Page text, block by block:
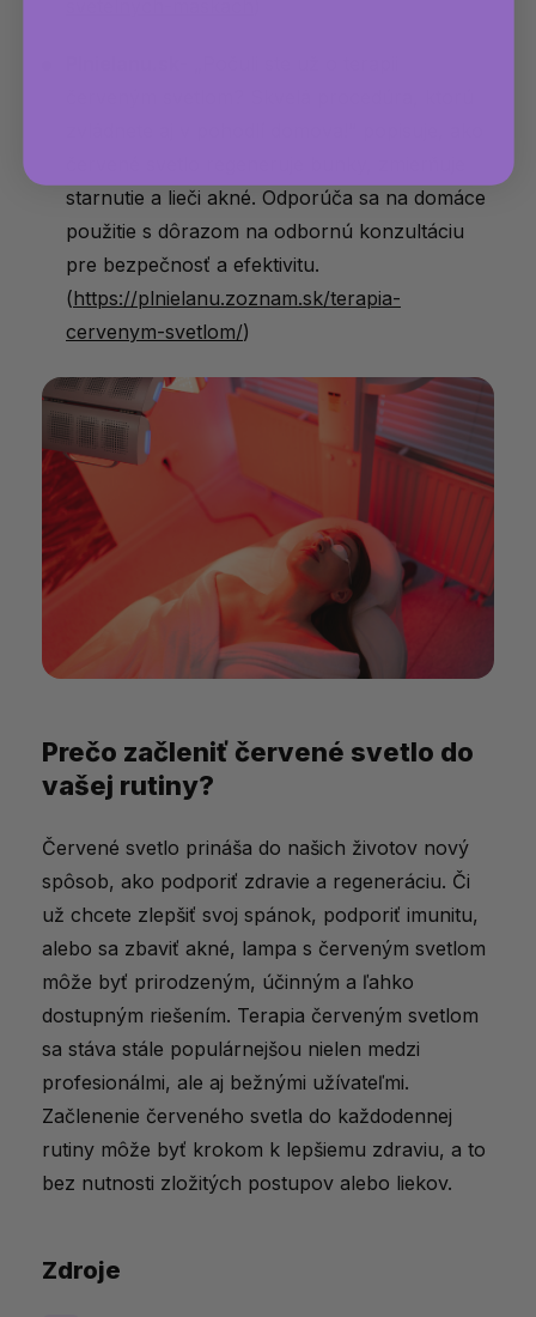
svetelnych-maskach
starnutie a lieči akné. Odporúča sa na domáce
použitie s dôrazom na odbornú konzultáciu
pre bezpečnosť a efektivitu.
(https://plnielanu.zoznam.sk/terapia-
cervenym-svetlom/)
Prečo začleniť červené svetlo do
vašej rutiny?
Červené svetlo prináša do našich životov nový
spôsob, ako podporiť zdravie a regeneráciu. Či
už chcete zlepšiť svoj spánok, podporiť imunitu,
alebo sa zbaviť akné, lampa s červeným svetlom
môže byť prirodzeným, účinným a ľahko
dostupným riešením. Terapia červeným svetlom
sa stáva stále populárnejšou nielen medzi
profesionálmi, ale aj bežnými užívateľmi.
Začlenenie červeného svetla do každodennej
rutiny môže byť krokom k lepšiemu zdraviu, a to
bez nutnosti zložitých postupov alebo liekov.
Zdroje